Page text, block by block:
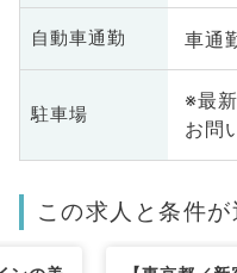
自動車通勤 車通
駐車場
※最
お問
この求人と条件が